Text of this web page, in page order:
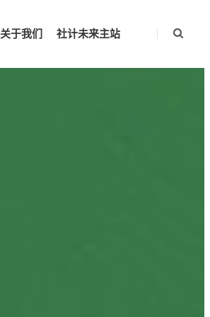
关于我们 社计未来主站